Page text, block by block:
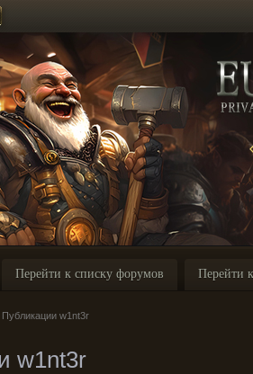
Перейти к списку форумов Перейти
Публикации w1nt3r
w1nt3r